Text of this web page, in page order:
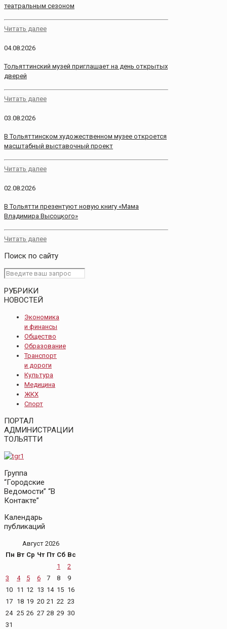
театральным сезоном
Читать далее
04.08.2026
Тольяттинский музей приглашает на день открытых
дверей
Читать далее
03.08.2026
В Тольяттинском художественном музее откроется
масштабный выставочный проект
Читать далее
02.08.2026
В Тольятти презентуют новую книгу «Мама
Владимира Высоцкого»
Читать далее
Поиск по сайту
РУБРИКИ
НОВОСТЕЙ
Экономика
и финансы
Общество
Образование
Транспорт
и дороги
Культура
Медицина
ЖКХ
Спорт
ПОРТАЛ
АДМИНИСТРАЦИИ
ТОЛЬЯТТИ
Группа
“Городские
Ведомости” “В
Контакте”
Календарь
публикаций
Август 2026
Пн Вт Ср Чт Пт Сб Вс
1
2
3
4 5 6 7 8
9
10 11 12 13 14 15 16
17 18 19 20 21 22 23
24 25 26 27 28 29 30
31